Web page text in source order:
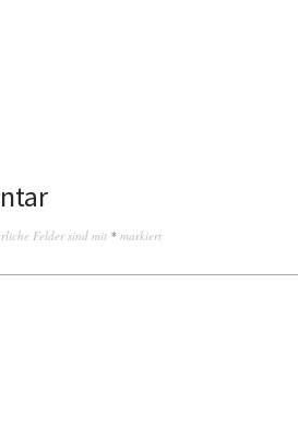
Felder sind mit * markiert